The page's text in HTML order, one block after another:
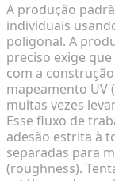
A produção
individuais
poligonal. A
preciso exige
com a
mapeamento UV
muitas vezes
Esse fluxo de
adesão estrita à
separadas para
(roughness).